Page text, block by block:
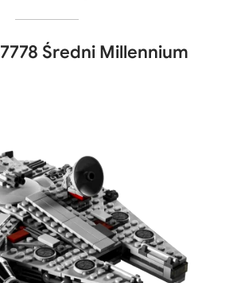
7778 Średni Millennium